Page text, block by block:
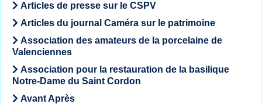
Articles de presse sur le CSPV
Articles du journal Caméra sur le patrimoine
Association des amateurs de la porcelaine de
Valenciennes
Association pour la restauration de la basilique
Notre-Dame du Saint Cordon
Avant Après